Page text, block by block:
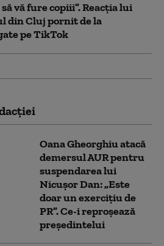
vă fure copiii”. Reacția lui
din Cluj pornit de la
pe TikTok
Oana Gheorghiu atacă
demersul AUR pentru
suspendarea lui
Nicușor Dan: „Este
doar un exercițiu de
PR”. Ce-i reproșează
președintelui